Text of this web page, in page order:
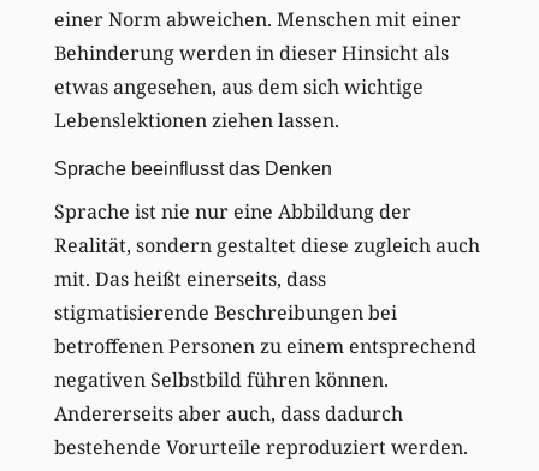
einer Norm abweichen. Menschen mit einer
Behinderung werden in dieser Hinsicht als
etwas angesehen, aus dem sich wichtige
Lebenslektionen ziehen lassen.
Sprache beeinflusst das Denken
Sprache ist nie nur eine Abbildung der
Realität, sondern gestaltet diese zugleich auch
mit. Das heißt einerseits, dass
stigmatisierende Beschreibungen bei
betroffenen Personen zu einem entsprechend
negativen Selbstbild führen können.
Andererseits aber auch, dass dadurch
bestehende Vorurteile reproduziert werden.